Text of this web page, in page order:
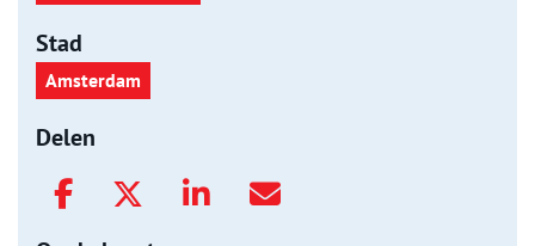
Stad
Amsterdam
Delen